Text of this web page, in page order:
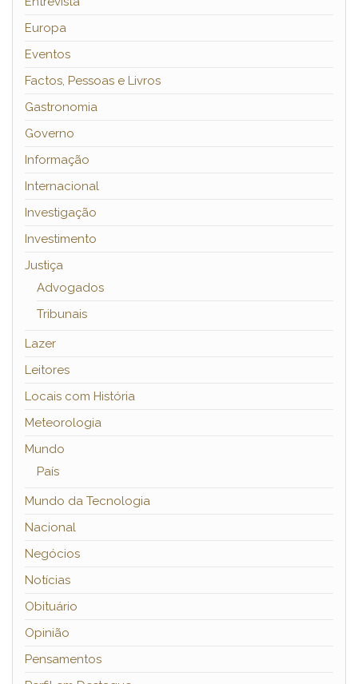
Europa
Eventos
Factos, Pessoas e Livros
Gastronomia
Governo
Informação
Internacional
Investigação
Investimento
Justiça
Advogados
Tribunais
Lazer
Leitores
Locais com História
Meteorologia
Mundo
País
Mundo da Tecnologia
Nacional
Negócios
Notícias
Obituário
Opinião
Pensamentos